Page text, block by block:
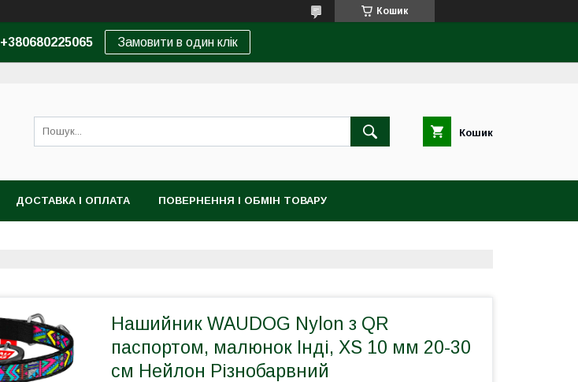
Кошик
+380680225065 Замовити в один клік
Кошик
ДОСТАВКА І ОПЛАТА ПОВЕРНЕННЯ І ОБМІН ТОВАРУ
Нашийник WAUDOG Nylon з QR
паспортом, малюнок Інді, XS 10 мм 20-30
см Нейлон Різнобарвний